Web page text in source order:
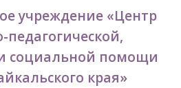
учреждение «Центр
педагогической,
социальной помощи
края»